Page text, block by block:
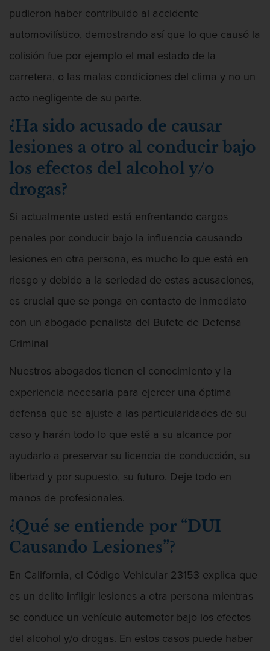
Asuntos Posteriores a la Condena
Eliminación de Antecedentes Penales
Sello de Registros de Arresto
Violación de la libertad condicional
Defensa Criminal
Defensa de Homicidios
Defensa de Licencia Profesional
Licencia De Contabilidad
Licencia Dental
Licencia Médica
Licencia de Enfermería
Defensa de secuestro
Defensa de Violación
Delincuencia Juvenil
Audiencias de Detención
Audiencias de Transferencia
ser Juzgado como Adulto
Derechos de los Padres en Casos
Juveniles
Desviación Informal Juvenil
pudieron haber contribuido al accidente
automovilístico, demostrando así que lo que causó la
colisión fue por ejemplo el mal estado de la
carretera, o las malas condiciones del clima y no un
acto negligente de su parte.
¿Ha sido acusado de causar
lesiones a otro al conducir bajo
los efectos del alcohol y/o
drogas?
Si actualmente usted está enfrentando cargos
penales por conducir bajo la influencia causando
lesiones en otra persona, es mucho lo que está en
riesgo y debido a la seriedad de estas acusaciones,
es crucial que se ponga en contacto de inmediato
con un abogado penalista del Bufete de Defensa
Criminal
Nuestros abogados tienen el conocimiento y la
experiencia necesaria para ejercer una óptima
defensa que se ajuste a las particularidades de su
caso y harán todo lo que esté a su alcance por
ayudarlo a preservar su licencia de conducción, su
libertad y por supuesto, su futuro. Deje todo en
manos de profesionales.
¿Qué se entiende por “DUI
Causando Lesiones”?
En California, el Código Vehicular 23153 explica que
es un delito infligir lesiones a otra persona mientras
se conduce un vehículo automotor bajo los efectos
del alcohol y/o drogas. En estos casos puede haber